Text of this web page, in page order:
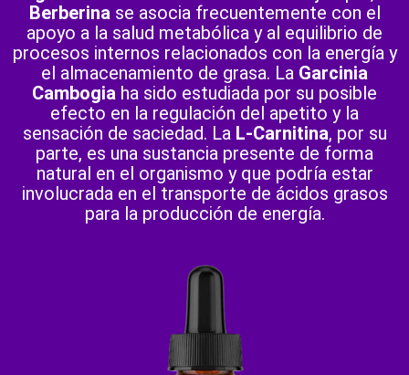
Berberina se asocia frecuentemente con el
apoyo a la salud metabólica y al equilibrio de
procesos internos relacionados con la energía y
el almacenamiento de grasa. La Garcinia
Cambogia ha sido estudiada por su posible
efecto en la regulación del apetito y la
sensación de saciedad. La L-Carnitina, por su
parte, es una sustancia presente de forma
natural en el organismo y que podría estar
involucrada en el transporte de ácidos grasos
para la producción de energía.